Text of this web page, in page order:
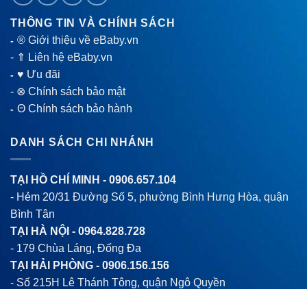
THÔNG TIN VÀ CHÍNH SÁCH
-® Giới thiệu về eBaby.vn
- ⇑ Liên hệ eBaby.vn
-♥ Ưu đãi
- ⊗ Chính sách bảo mật
-Θ Chính sách bảo hành
DANH SÁCH CHI NHÁNH
TẠI HỒ CHÍ MINH - 0906.657.104
- Hẻm 20/31 Đường Số 5, phường Bình Hưng Hòa, quận
Bình Tân
TẠI HÀ NỘI - 0964.828.728
- 179 Chùa Láng, Đống Đa
TẠI HẢI PHÒNG - 0906.156.156
- Số 215H Lê Thánh Tông, quận Ngô Quyền